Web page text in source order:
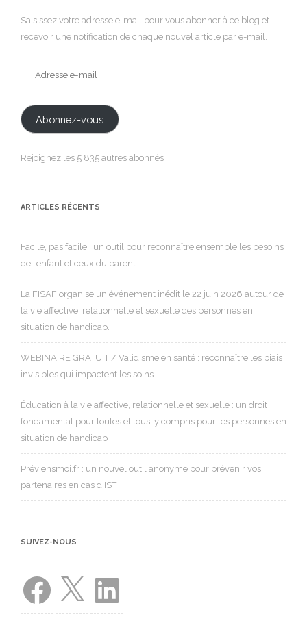
Saisissez votre adresse e-mail pour vous abonner à ce blog et
recevoir une notification de chaque nouvel article par e-mail.
Abonnez-vous
Rejoignez les 5 835 autres abonnés
ARTICLES RÉCENTS
Facile, pas facile : un outil pour reconnaître ensemble les besoins
de l’enfant et ceux du parent
La FISAF organise un événement inédit le 22 juin 2026 autour de
la vie affective, relationnelle et sexuelle des personnes en
situation de handicap.
WEBINAIRE GRATUIT / Validisme en santé : reconnaître les biais
invisibles qui impactent les soins
Éducation à la vie affective, relationnelle et sexuelle : un droit
fondamental pour toutes et tous, y compris pour les personnes en
situation de handicap
Préviensmoi.fr : un nouvel outil anonyme pour prévenir vos
partenaires en cas d’IST
SUIVEZ-NOUS
Facebook LinkedIn